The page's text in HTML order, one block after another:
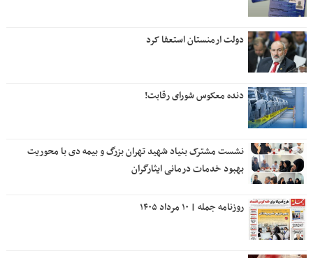
دولت ارمنستان استعفا کرد
دنده معکوس شورای رقابت!
نشست مشترک بنیاد شهید تهران بزرگ و بیمه دی با محوریت
بهبود خدمات درمانی ایثارگران
روزنامه جمله | ۱۰ مرداد ۱۴۰۵